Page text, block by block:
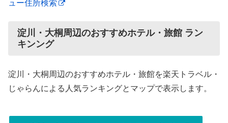
ュー住所検索
淀川・大桐周辺のおすすめホテル・旅館 ラン
キンング
淀川・大桐周辺のおすすめホテル・旅館を楽天トラベル・
じゃらんによる人気ランキングとマップで表示します。